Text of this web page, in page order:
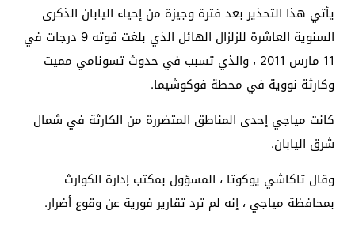
يأتي هذا التحذير بعد فترة وجيزة من إحياء اليابان الذكرى
السنوية العاشرة للزلزال الهائل الذي بلغت قوته 9 درجات في
11 مارس 2011 ، والذي تسبب في حدوث تسونامي مميت
وكارثة نووية في محطة فوكوشيما.
كانت مياجي إحدى المناطق المتضررة من الكارثة في شمال
شرق اليابان.
وقال تاكاشي يوكوتا ، المسؤول بمكتب إدارة الكوارث
بمحافظة مياجي ، إنه لم ترد تقارير فورية عن وقوع أضرار.